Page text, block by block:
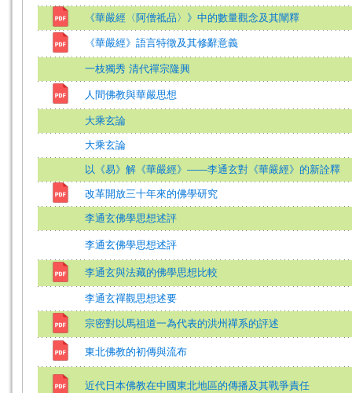
《華嚴經〈阿僧祗品〉》中的數量觀念及其闡釋
《華嚴經》語言特徵及其修辭意義
一枝獨秀 清代禪宗隆興
人間佛教與華嚴思想
大乘玄論
大乘玄論
以《易》解《華嚴經》——李通玄對《華嚴經》的新詮釋
改革開放三十年來的佛學研究
李通玄佛學思想述評
李通玄佛學思想述評
李通玄與法藏的佛學思想比較
李通玄禪觀思想述要
宗密對以馬祖道一為代表的洪州禪系的評述
東北佛教的初傳與流布
近代日本佛教在中國東北地區的傳播及其戰爭責任